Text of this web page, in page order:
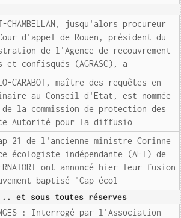
CHAMBELLAN, jusqu'alors procureur
d'appel de Rouen, président du
de l'Agence de recouvrement
confisqués (AGRASC), a
CARABOT, maître des requêtes en
au Conseil d'Etat, est nommée
de la commission de protection des
Autorité pour la diffusio
21 de l'ancienne ministre Corinne
écologiste indépendante (AEI) de
ont annoncé hier leur fusion
baptisé "Cap écol
et sous toutes réserves
: Interrogé par l'Association